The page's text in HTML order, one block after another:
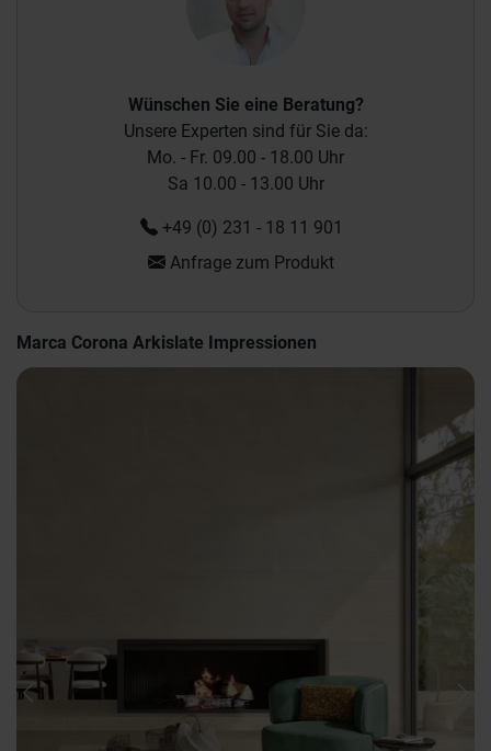
Wünschen Sie eine Beratung?
Unsere Experten sind für Sie da:
Mo. - Fr. 09.00 - 18.00 Uhr
Sa 10.00 - 13.00 Uhr
+49 (0) 231 - 18 11 901
Anfrage zum Produkt
Marca Corona Arkislate Impressionen
Previous